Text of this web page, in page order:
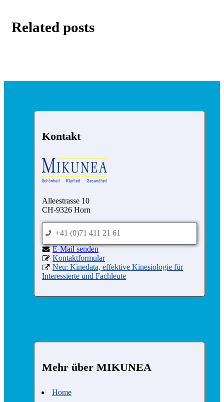
Related posts
Kontakt
Alleestrasse 10
CH-9326 Horn
p +41 (0)71 411 21 61
e nednes liaM-E
d Kontaktformular
x Neu: Kinedata, effektive Kinesiologie für
Interessierte und Fachleute
Mehr über MIKUNEA
Home